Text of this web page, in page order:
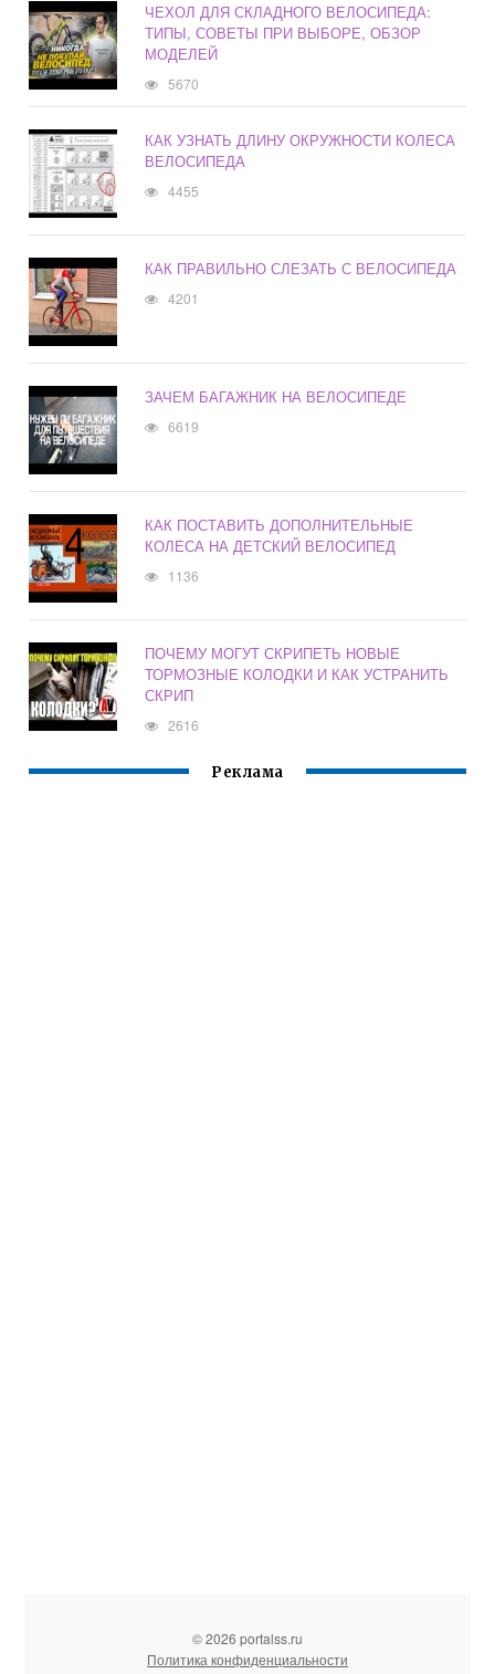
ЧЕХОЛ ДЛЯ СКЛАДНОГО ВЕЛОСИПЕДА:
ТИПЫ, СОВЕТЫ ПРИ ВЫБОРЕ, ОБЗОР
МОДЕЛЕЙ
5670
КАК УЗНАТЬ ДЛИНУ ОКРУЖНОСТИ КОЛЕСА
ВЕЛОСИПЕДА
4455
КАК ПРАВИЛЬНО СЛЕЗАТЬ С ВЕЛОСИПЕДА
4201
ЗАЧЕМ БАГАЖНИК НА ВЕЛОСИПЕДЕ
6619
КАК ПОСТАВИТЬ ДОПОЛНИТЕЛЬНЫЕ
КОЛЕСА НА ДЕТСКИЙ ВЕЛОСИПЕД
1136
ПОЧЕМУ МОГУТ СКРИПЕТЬ НОВЫЕ
ТОРМОЗНЫЕ КОЛОДКИ И КАК УСТРАНИТЬ
СКРИП
2616
Реклама
© 2026 portalss.ru
Политика конфиденциальности